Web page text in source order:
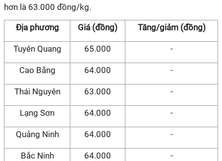
hơn là 63.000 đồng/kg.
Địa phương Giá (đồng) Tăng/giảm (đồng)
Tuyên Quang 65.000 -
Cao Bằng 64.000 -
Thái Nguyên 63.000 -
Lạng Sơn 64.000 -
Quảng Ninh 64.000 -
Bắc Ninh 64.000 -